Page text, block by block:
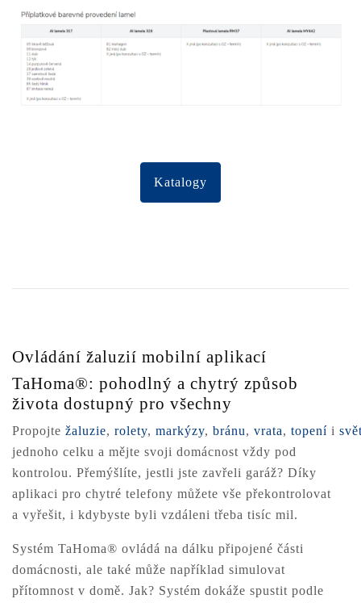
Katalogy
Ovládání žaluzií mobilní aplikací
TaHoma®: pohodlný a chytrý způsob
života dostupný pro všechny
Propojte žaluzie, rolety, markýzy, bránu, vrata, topení i
jednoho celku a mějte svoji domácnost vždy pod
kontrolou. Přemýšlíte, jestli jste zavřeli garáž? Díky
aplikaci pro chytré telefony můžete vše překontrolovat
a vyřešit, i kdybyste byli vzdáleni třeba tisíc mil.
Systém TaHoma® ovládá na dálku připojené části
domácnosti, ale také může například simulovat
přítomnost v domě. Jak? Systém dokáže spustit podle